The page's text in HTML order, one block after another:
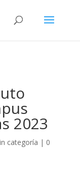
2023
categoría | 0